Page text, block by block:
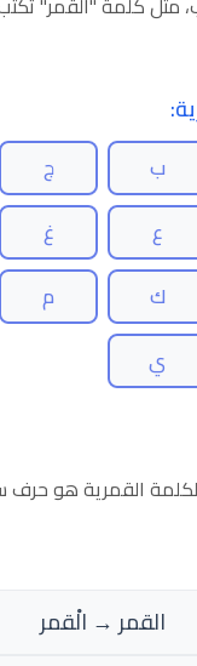
ب ج
ع غ
ك م
ي
القمرية هو حرف
القمر → الْقمر